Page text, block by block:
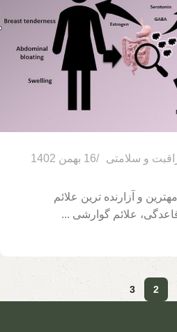
و سلامتی 16 بهمن 1402
و آزارنده ترین علائم
علائم گوارشی ...
2
3